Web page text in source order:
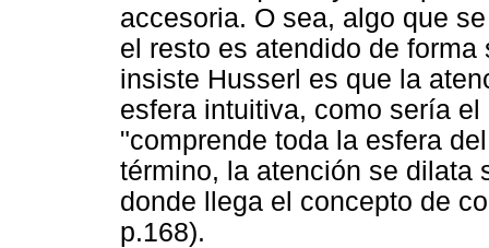
accesoria. O sea, algo que
el resto es atendido de
insiste Husserl es que la
esfera intuitiva, como sería
"comprende toda la esfera
término, la atención se dilata
donde llega el concepto de
p.168).